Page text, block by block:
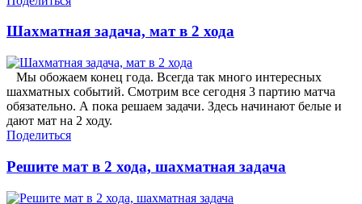
Шахматная задача, мат в 2 хода
Мы обожаем конец года. Всегда так много интересных
шахматных событий. Смотрим все сегодня 3 партию матча
обязательно. А пока решаем задачи. Здесь начинают белые и
дают мат на 2 ходу.
Поделиться
Решите мат в 2 хода, шахматная задача